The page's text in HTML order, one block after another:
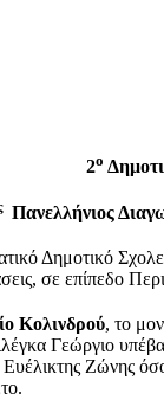
2ο
Πανελλήνιος
Δημοτικό
σε επίπεδο
Κολινδρού, το
Γεώργιο
Ζώνης